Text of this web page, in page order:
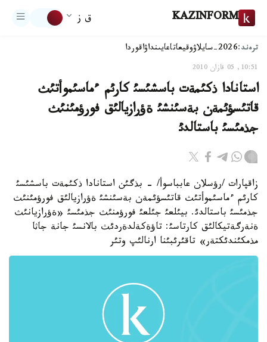
KAZINFORM ق ز
ترەند:2026-سايلاۋ وقيعاتاعايىنداۋاقوردا
10:51, 05 قازان 2010
استانادا ذكئمةت باسشئسئ كارئم ءماسئموأتئث
قاتئسؤئمةن بةسئنشئ ةؤرازيالئق فورؤمئنئث
جذمئسئ باستالدئ
زاقپارات /رؤسلان عابباسوأ/ - بذگئن استانادا ذكئمةت باسشئسئ
كارئم ءماسئموأتئث قاتئسؤئمةن بةسئنشئ ةؤرازيالئق فورؤمئنئث
جذمئسئ باستالدئ. بيئلعئ جئلعئ فورؤمنئث جذمئسئ «ةؤرازيانئث
ةنةرگةتيكالئق كارتاسئ: تاؤةكةلدةردئث بالانسئ جانة جاثا
مذمكئندئكتةر» تاقئرئبئنا ارنالئپ وتئر